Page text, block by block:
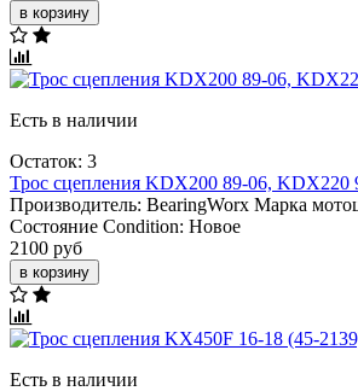
в корзину
Есть в наличии
Остаток: 3
Трос сцепления KDX200 89-06, KDX220
Производитель: BearingWorx Марка
Состояние Condition: Новое
2100 руб
в корзину
Есть в наличии